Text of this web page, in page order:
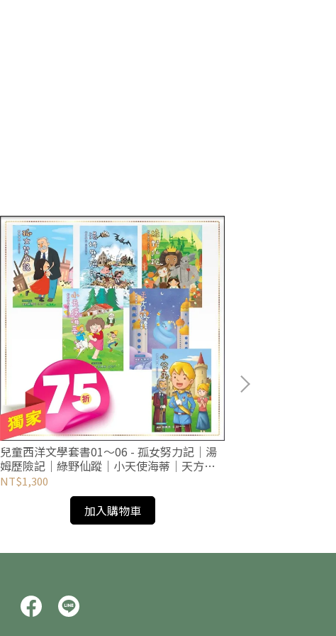
兒童西洋文學套書01～06 - 孤女努力記｜湯
姆歷險記｜綠野仙蹤｜小天使海蒂｜天方夜
譚｜小公子
NT$1,300
加入購物車